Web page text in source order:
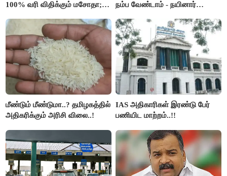
100% வரி விதிக்கும் மசோதா;
நம்ப வேண்டாம் - நயினார்
மீண்டும் மீண்டுமா..? தமிழகத்தில்
அதிகரிக்கும் அரிசி விலை..!
IAS அதிகாரிகள் இரண்டு பேர்
பணியிட மாற்றம்..!!